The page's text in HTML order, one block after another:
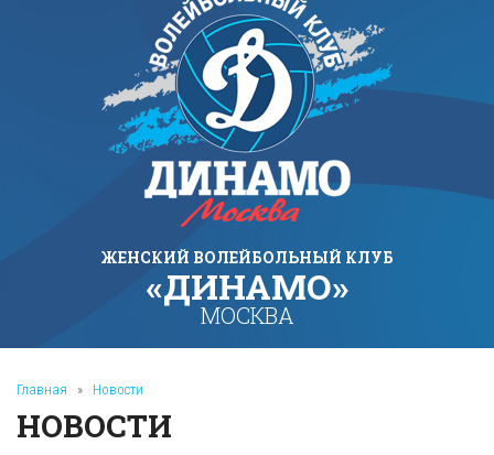
ЖЕНСКИЙ ВОЛЕЙБОЛЬНЫЙ КЛУБ
«ДИНАМО»
МОСКВА
Главная » Новости
НОВОСТИ